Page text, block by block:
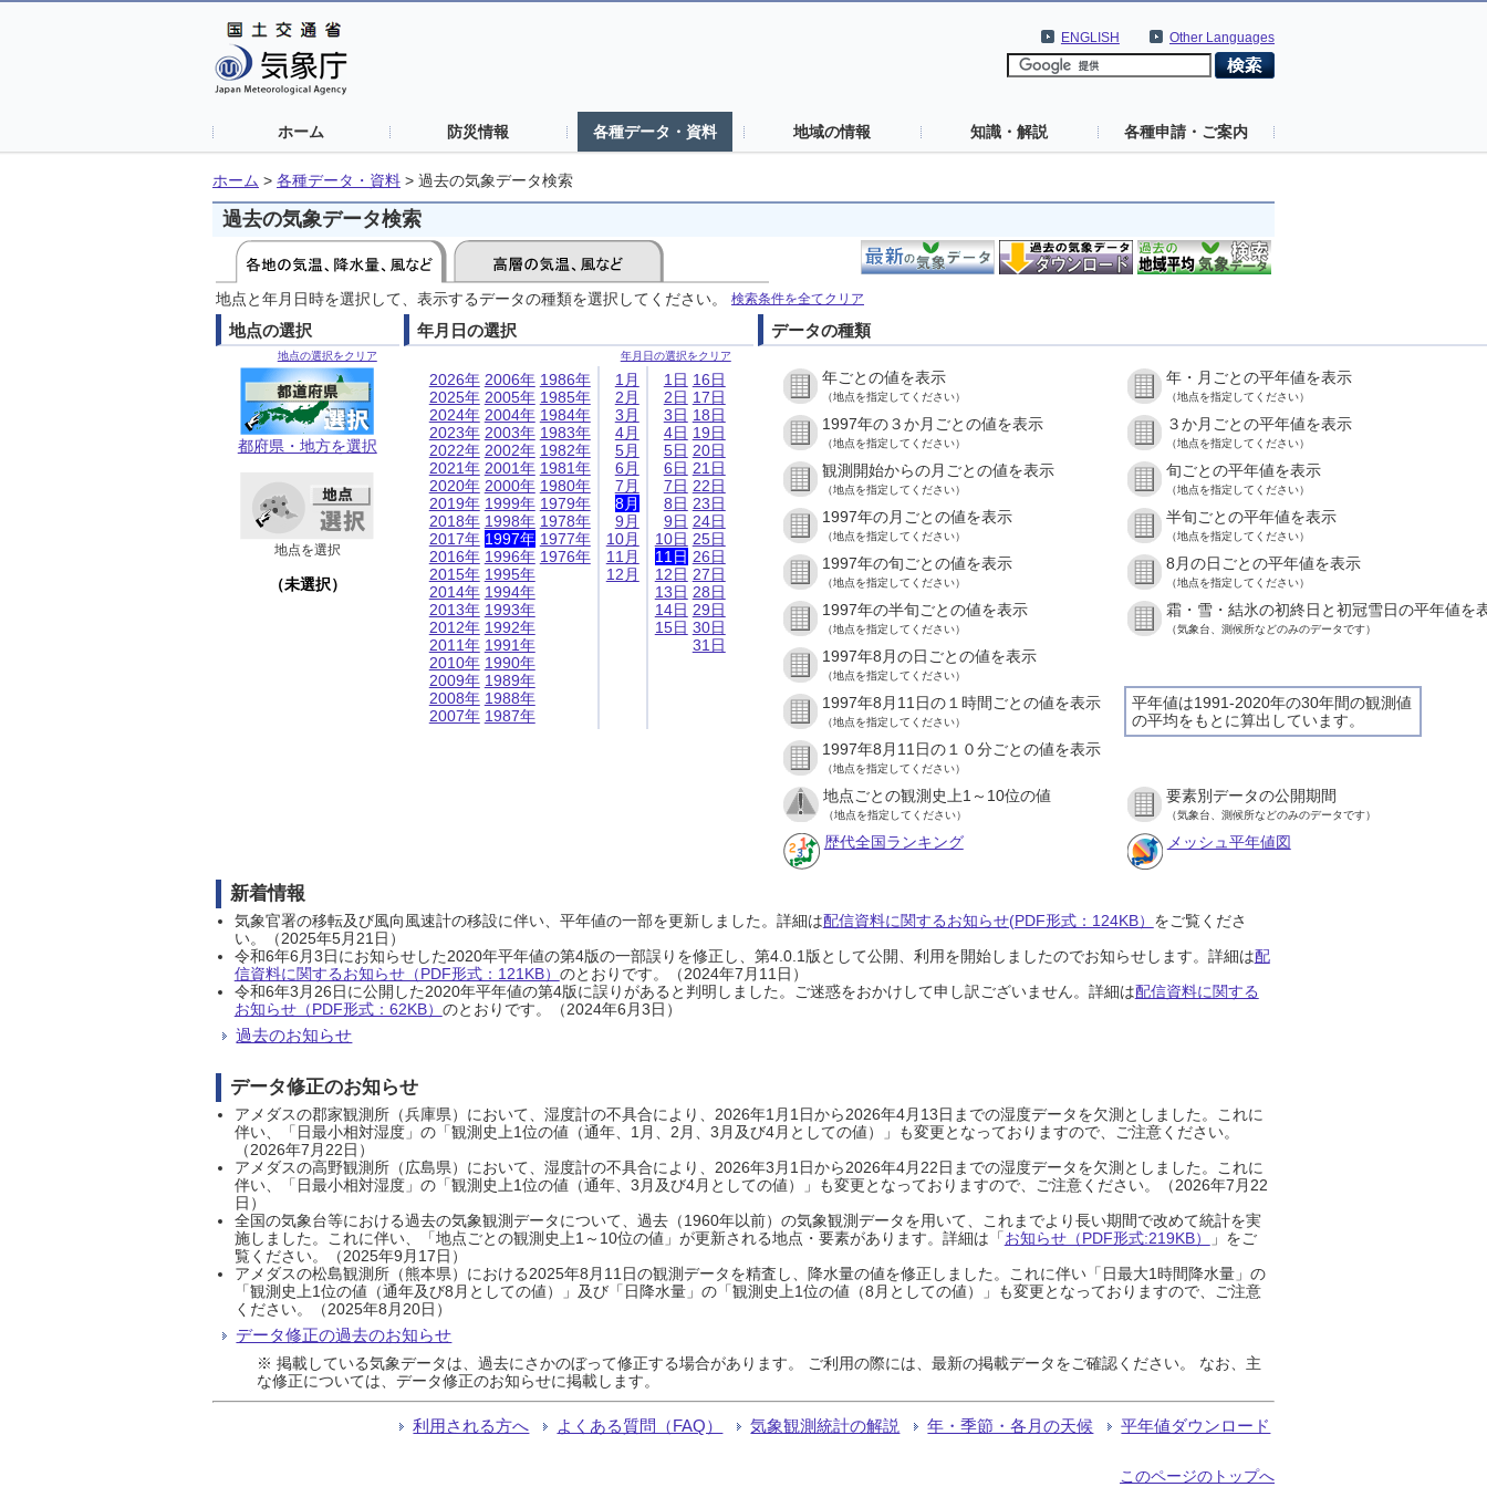
Other Languages
ENGLISH
ホーム 防災情報 各種データ・資料 地域の情報 知識・解説 各種申請・ご案内
ホーム > 各種データ・資料 > 過去の気象データ検索
過去の気象データ検索
地点と年月日時を選択して、表示するデータの種類を選択してください。 検索条件を全てクリア
地点の選択
地点の選択をクリア
都府県・地方を選択
地点を選択
（未選択）
年月日の選択
年月日の選択をクリア
2026年
2025年
2024年
2023年
2022年
2021年
2020年
2019年
2018年
2017年
2016年
2015年
2014年
2013年
2012年
2011年
2010年
2009年
2008年
2007年
2006年
2005年
2004年
2003年
2002年
2001年
2000年
1999年
1998年
1997年
1996年
1995年
1994年
1993年
1992年
1991年
1990年
1989年
1988年
1987年
1986年
1985年
1984年
1983年
1982年
1981年
1980年
1979年
1978年
1977年
1976年
1月
2月
3月
4月
5月
6月
7月
8月
9月
10月
11月
12月
1日
2日
3日
4日
5日
6日
7日
8日
9日
10日
11日
12日
13日
14日
15日
16日
17日
18日
19日
20日
21日
22日
23日
24日
25日
26日
27日
28日
29日
30日
31日
データの種類
年ごとの値を表示
（地点を指定してください）
年・月ごとの平年値を表示
（地点を指定してください）
1997年の３か月ごとの値を表示
（地点を指定してください）
３か月ごとの平年値を表示
（地点を指定してください）
観測開始からの月ごとの値を表示
（地点を指定してください）
旬ごとの平年値を表示
（地点を指定してください）
1997年の月ごとの値を表示
（地点を指定してください）
半旬ごとの平年値を表示
（地点を指定してください）
1997年の旬ごとの値を表示
（地点を指定してください）
8月の日ごとの平年値を表示
（地点を指定してください）
1997年の半旬ごとの値を表示
（地点を指定してください）
霜・雪・結氷の初終日と初冠雪日の平年値を
（気象台、測候所などのみのデータです）
1997年8月の日ごとの値を表示
（地点を指定してください）
平年値は1991-2020年の30年間の観測値
の平均をもとに算出しています。
1997年8月11日の１時間ごとの値を表示
（地点を指定してください）
1997年8月11日の１０分ごとの値を表示
（地点を指定してください）
地点ごとの観測史上1～10位の値
（地点を指定してください）
要素別データの公開期間
（気象台、測候所などのみのデータです）
歴代全国ランキング メッシュ平年値図
新着情報
気象官署の移転及び風向風速計の移設に伴い、平年値の一部を更新しました。詳細は配信資料に関するお知らせ(PDF形式：124KB） をご覧くださ
い。（2025年5月21日）
令和6年6月3日にお知らせした2020年平年値の第4版の一部誤りを修正し、第4.0.1版として公開、利用を開始しましたのでお知らせします。詳細は配
信資料に関するお知らせ（PDF形式：121KB） のとおりです。（2024年7月11日）
令和6年3月26日に公開した2020年平年値の第4版に誤りがあると判明しました。ご迷惑をおかけして申し訳ございません。詳細は配信資料に関する
お知らせ（PDF形式：62KB） のとおりです。（2024年6月3日）
過去のお知らせ
データ修正のお知らせ
アメダスの郡家観測所（兵庫県）において、湿度計の不具合により、2026年1月1日から2026年4月13日までの湿度データを欠測としました。これに
伴い、「日最小相対湿度」の「観測史上1位の値（通年、1月、2月、3月及び4月としての値）」も変更となっておりますので、ご注意ください。
（2026年7月22日）
アメダスの高野観測所（広島県）において、湿度計の不具合により、2026年3月1日から2026年4月22日までの湿度データを欠測としました。これに
伴い、「日最小相対湿度」の「観測史上1位の値（通年、3月及び4月としての値）」も変更となっておりますので、ご注意ください。（2026年7月22
日）
全国の気象台等における過去の気象観測データについて、過去（1960年以前）の気象観測データを用いて、これまでより長い期間で改めて統計を実
施しました。これに伴い、「地点ごとの観測史上1～10位の値」が更新される地点・要素があります。詳細は「お知らせ（PDF形式:219KB）
」をご
覧ください。（2025年9月17日）
アメダスの松島観測所（熊本県）における2025年8月11日の観測データを精査し、降水量の値を修正しました。これに伴い「日最大1時間降水量」の
「観測史上1位の値（通年及び8月としての値）」及び「日降水量」の「観測史上1位の値（8月としての値）」も変更となっておりますので、ご注意
ください。（2025年8月20日）
データ修正の過去のお知らせ
※ 掲載している気象データは、過去にさかのぼって修正する場合があります。 ご利用の際には、最新の掲載データをご確認ください。 なお、主
な修正については、データ修正のお知らせに掲載します。
利用される方へ よくある質問（FAQ） 気象観測統計の解説 年・季節・各月の天候 平年値ダウンロード
このページのトップへ